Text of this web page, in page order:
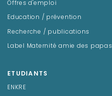
Offres d'emploi
Education / prévention
Recherche / publications
Label Maternité amie des papas
ETUDIANTS
ENKRE